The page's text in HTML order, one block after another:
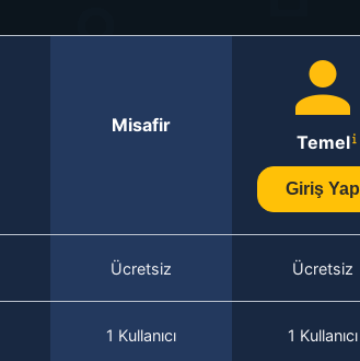
Misafir
Temel
Giriş Yap
Ücretsiz Ücretsiz
1 Kullanıcı 1 Kullanıcı